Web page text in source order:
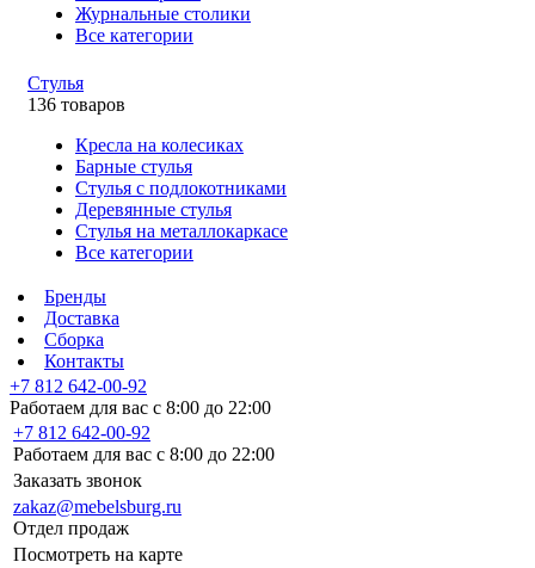
Журнальные столики
Все категории
Стулья
136 товаров
Кресла на колесиках
Барные стулья
Стулья с подлокотниками
Деревянные стулья
Стулья на металлокаркасе
Все категории
Бренды
Доставка
Сборка
Контакты
+7 812 642-00-92
Работаем для вас с 8:00 до 22:00
+7 812 642-00-92
Работаем для вас с 8:00 до 22:00
Заказать звонок
zakaz@mebelsburg.ru
Отдел продаж
Посмотреть на карте